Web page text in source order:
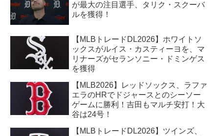
が最大の注目選手、タリク・スクーバ
ルを獲得！
【MLBトレードDL2026】ホワイトソ
ックスがルイス・カスティーヨを、マ
リナーズがセランソニー・ドミンゲス
を獲得
【MLB2026】レッドソックス、ラファ
エラのHRでドジャースとのシーソー
ゲームに勝利！吉田もマルチ安打！大
谷は24号！
【MLBトレードDL2026】ツインズ、